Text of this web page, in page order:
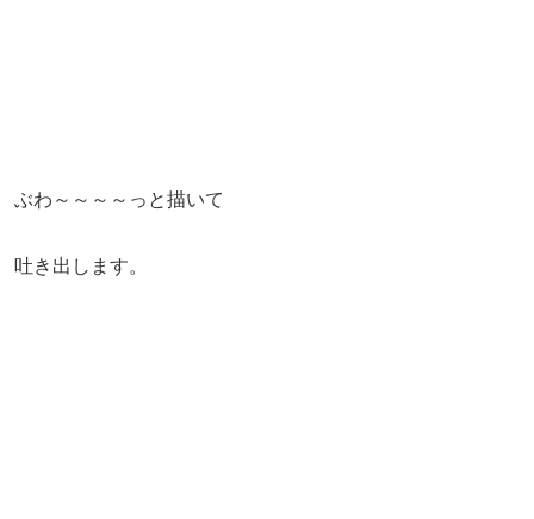
ぶわ～～～～っと描いて
吐き出します。